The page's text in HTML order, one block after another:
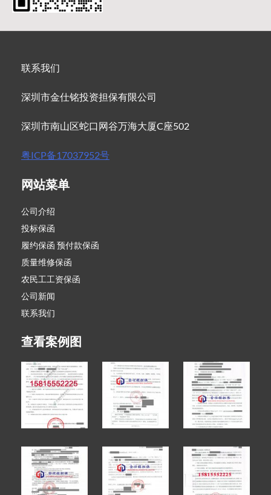
联系我们
深圳市金仕铭投资担保有限公司
深圳市南山区蛇口网谷万海大厦C座502
粤ICP备17037952号
网站菜单
公司介绍
投标保函
履约保函 预付款保函
质量维修保函
农民工工资保函
公司新闻
联系我们
查看案例图